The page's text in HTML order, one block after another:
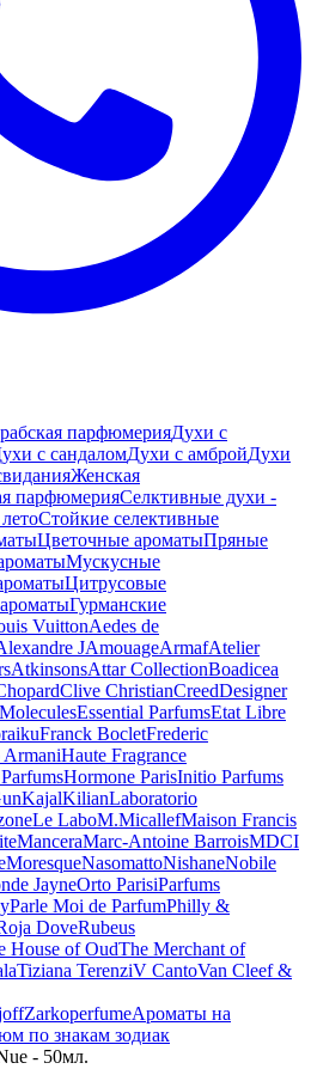
парфюмерияДухи с
с сандаломДухи с амбройДухи
Женская
парфюмерияСелктивные духи -
Стойкие селективные
Цветочные ароматыПряные
Мускусные
Цитрусовые
Гурманские
VuittonAedes de
JAmouageArmafAtelier
AtkinsonsAttar CollectionBoadicea
Clive ChristianCreedDesigner
Essential ParfumsEtat Libre
Franck BocletFrederic
Haute Fragrance
Hormone ParisInitio Parfums
KajalKilianLaboratorio
Le LaboM.MicallefMaison Francis
ManceraMarc-Antoine BarroisMDCI
MoresqueNasomattoNishaneNobile
JayneOrto ParisiParfums
Parle Moi de ParfumPhilly &
DoveRubeus
House of OudThe Merchant of
Tiziana TerenziV CantoVan Cleef &
ZarkoperfumeАроматы на
по знакам зодиак
- 50мл.